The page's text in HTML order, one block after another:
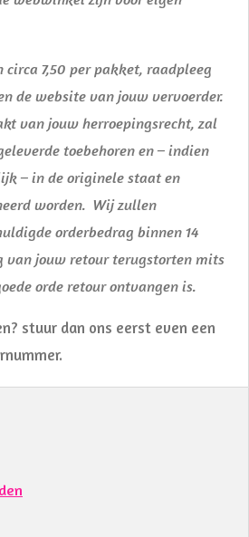
circa 7,50 per pakket, raadpleeg
de website van jouw vervoerder.
van jouw herroepingsrecht, zal
toebehoren en – indien
– in de originele staat en
worden. Wij zullen
orderbedrag binnen 14
van jouw retour terugstorten mits
orde retour ontvangen is.
stuur dan ons eerst even een